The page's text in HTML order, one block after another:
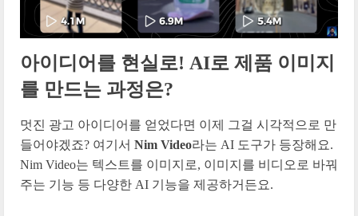
아이디어를 현실로! AI로 제품 이미지
를 만드는 과정은?
멋진 광고 아이디어를 얻었다면 이제 그걸 시각적으로 만
들어야겠죠? 여기서 Nim Video라는 AI 도구가 등장해요.
Nim Video는 텍스트를 이미지로, 이미지를 비디오로 바꿔
주는 기능 등 다양한 AI 기능을 제공하거든요.